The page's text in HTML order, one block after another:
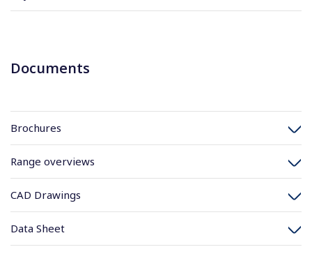
Documents
Brochures
Range overviews
CAD Drawings
Data Sheet